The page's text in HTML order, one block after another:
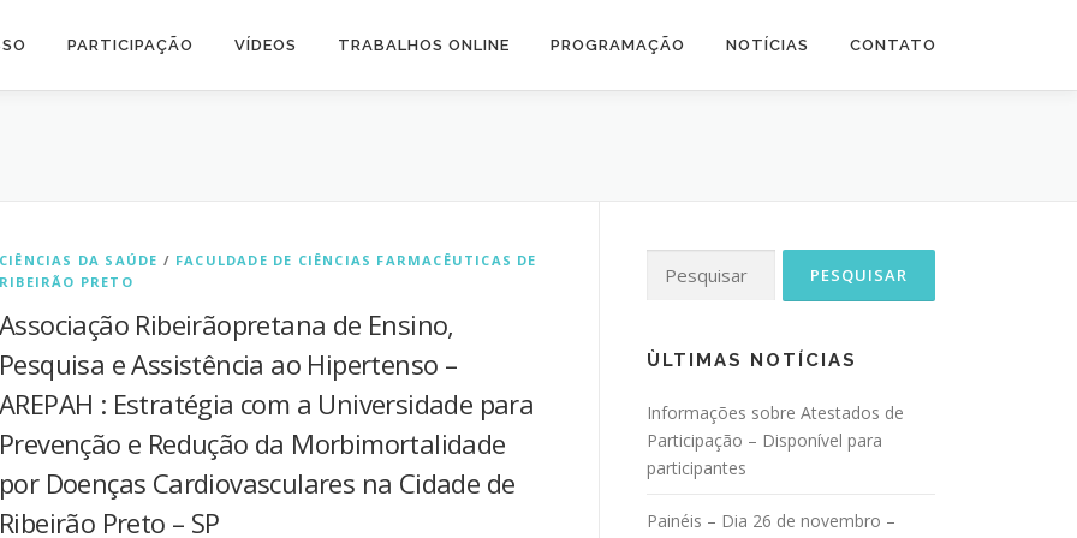
PARTICIPAÇÃO VÍDEOS TRABALHOS ONLINE PROGRAMAÇÃO NOTÍCIAS CONTATO
CIÊNCIAS DA SAÚDE / FACULDADE DE CIÊNCIAS FARMACÊUTICAS DE
RIBEIRÃO PRETO
Associação Ribeirãopretana de Ensino,
Pesquisa e Assistência ao Hipertenso –
AREPAH : Estratégia com a Universidade para
Prevenção e Redução da Morbimortalidade
por Doenças Cardiovasculares na Cidade de
Ribeirão Preto – SP
por:
ÙLTIMAS NOTÍCIAS
Informações sobre Atestados de
Participação – Disponível para
participantes
Painéis – Dia 26 de novembro –